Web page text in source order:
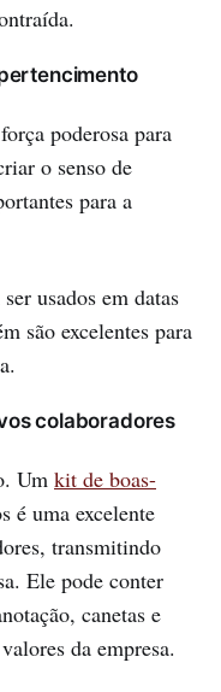
poderosa para
o senso de
para a
usados em datas
são excelentes para
colaboradores
Um kit de boas-
é uma excelente
transmitindo
Ele pode conter
canetas e
da empresa.